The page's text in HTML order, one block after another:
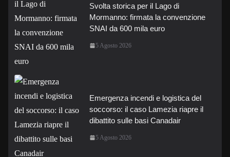
Svolta storica per il Lago di
Mormanno: firmata la convenzione
SNAI da 600 mila euro
5 Agosto 2026
Emergenza incendi e logistica del
soccorso: il caso Lamezia riapre il
dibattito sulle basi Canadair
5 Agosto 2026